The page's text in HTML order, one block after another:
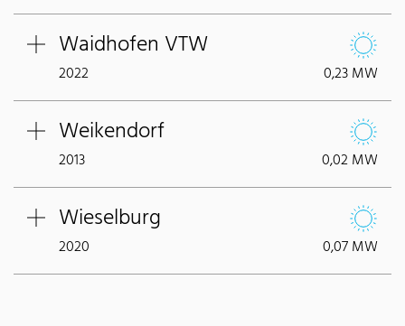
Waidhofen VTW
2022 0,23 MW
Weikendorf
2013 0,02 MW
Wieselburg
2020 0,07 MW